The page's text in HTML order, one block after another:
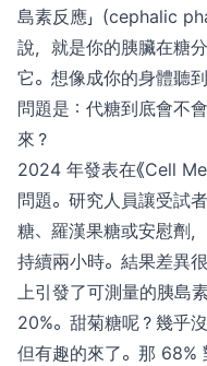
島素反應」（cephalic
說，就是你的胰臟在糖
它。想像成你的身體聽
問題是：代糖到底會不
來？
2024 年發表在《Cell
問題。研究人員讓受試
糖、羅漢果糖或安慰劑
持續兩小時。結果差異
上引發了可測量的胰島
20%。甜菊糖呢？幾乎
但有趣的來了。那 68%